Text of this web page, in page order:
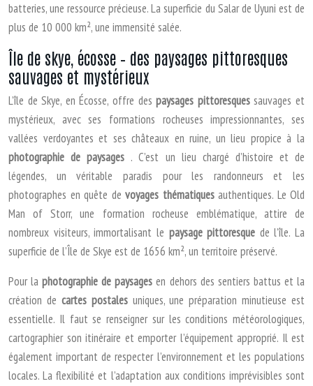
batteries, une ressource précieuse. La superficie du Salar de Uyuni est de
plus de 10 000 km², une immensité salée.
Île de skye, écosse – des paysages pittoresques
sauvages et mystérieux
L’île de Skye, en Écosse, offre despaysages pittoresquessauvages et
mystérieux, avec ses formations rocheuses impressionnantes, ses
vallées verdoyantes et ses châteaux en ruine, un lieu propice à la
photographie de paysages . C’est un lieu chargé d’histoire et de
légendes, un véritable paradis pour les randonneurs et les
photographes en quête de voyages thématiques authentiques. Le Old
Man of Storr, une formation rocheuse emblématique, attire de
nombreux visiteurs, immortalisant le paysage pittoresque de l’île. La
superficie de l’Île de Skye est de 1656 km², un territoire préservé.
Pour laphotographie de paysagesen dehors des sentiers battus et la
création de cartes postales uniques, une préparation minutieuse est
essentielle. Il faut se renseigner sur les conditions météorologiques,
cartographier son itinéraire et emporter l’équipement approprié. Il est
également important de respecter l’environnement et les populations
locales. La flexibilité et l’adaptation aux conditions imprévisibles sont